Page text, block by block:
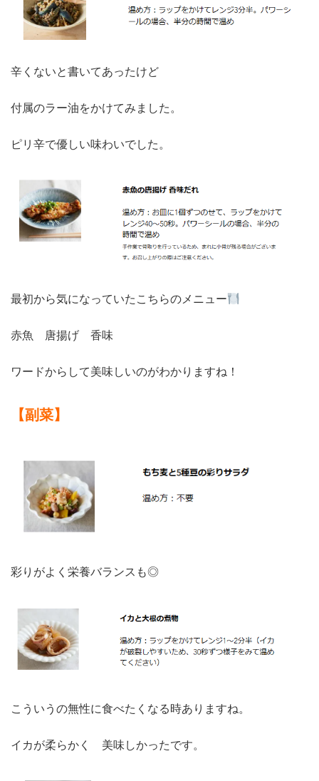
辛くないと書いてあったけど
付属のラー油をかけてみました。
ピリ辛で優しい味わいでした。
最初から気になっていたこちらのメニュー
赤魚 唐揚げ 香味
ワードからして美味しいのがわかりますね！
【副菜】
彩りがよく栄養バランスも◎
こういうの無性に食べたくなる時ありますね。
イカが柔らかく 美味しかったです。